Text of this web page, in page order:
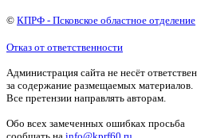
© КПРФ - Псковское областное отделение
Отказ от ответственности
Администрация сайта не несёт
за содержание размещаемых материалов.
Все претензии направлять авторам.
Обо всех замеченных ошибках просьба